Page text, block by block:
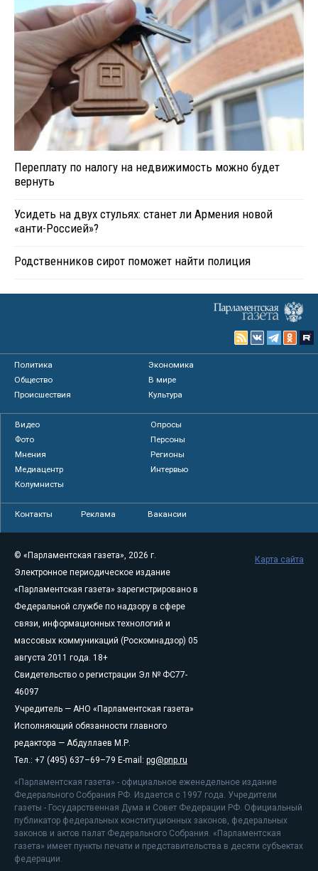
Переплату по налогу на недвижимость можно будет
вернуть
Усидеть на двух стульях: станет ли Армения новой
«анти-Россией»?
Родственников сирот поможет найти полиция
Политика
Экономика
Общество
В мире
Происшествия
Культура
Видео
Опросы
Фото
Персоны
Мнения
Регионы
Медиацентр
Интервью
Колумнисты
Контакты Реклама Вакансии
© «Парламентская газета», 2026 г.
Электронное периодическое издание
«Парламентская газета» зарегистрировано в
Федеральной службе по надзору в сфере
связи, информационных технологий и
массовых коммуникаций (Роскомнадзор) 05
августа 2011 года. 18+
Свидетельство о регистрации Эл № ФС77-
46097
Учредитель — АНО «Парламентская газета»
Исполняющий обязанности главного
редактора — Абдуллаев М.Р.
Тел.: +7 (495) 637–69–79 E-mail: pg@pnp.ru
«Парламентская газета» - официальное еженедельное издание
Федерального Собрания РФ. Издается с 1997 года. Учредители
газеты - Государственная Дума и Совет Федерации РФ. Официальный
публикатор федеральных конституционных законов, федеральных
законов и актов палат Федерального Собрания. «Парламентская
газета» имеет пункты печати и представительства в десяти субъектах
федерации.
Карта сайта